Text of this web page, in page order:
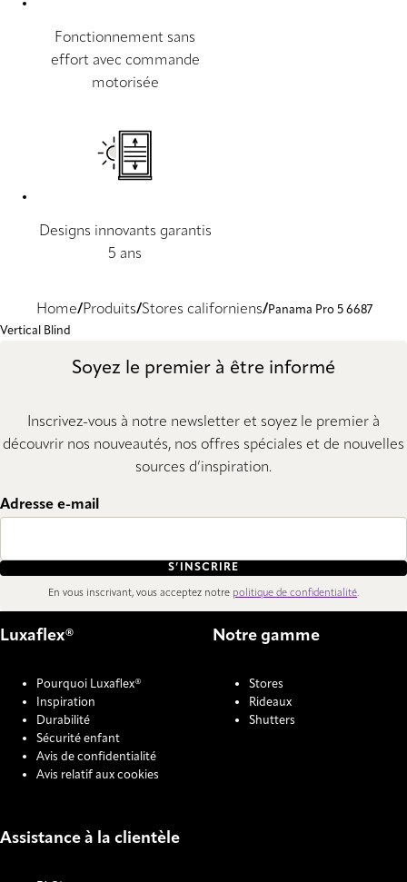
Fonctionnement sans
effort avec commande
motorisée
Designs innovants garantis
5 ans
Home Produits Stores californiens
Panama Pro 5 6687
Vertical Blind
Soyez le premier à être informé
Inscrivez-vous à notre newsletter et soyez le premier à
découvrir nos nouveautés, nos offres spéciales et de nouvelles
sources d’inspiration.
Adresse e-mail
S’INSCRIRE
En vous inscrivant, vous acceptez notre politique de confidentialité.
Luxaflex®
Pourquoi Luxaflex®
Inspiration
Durabilité
Sécurité enfant
Avis de confidentialité
Avis relatif aux cookies
Notre gamme
Stores
Rideaux
Shutters
Assistance à la clientèle